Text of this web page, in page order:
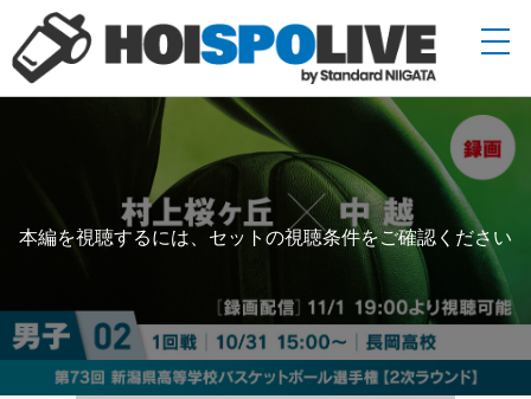
本編を視聴するには、セットの視聴条件をご確認ください